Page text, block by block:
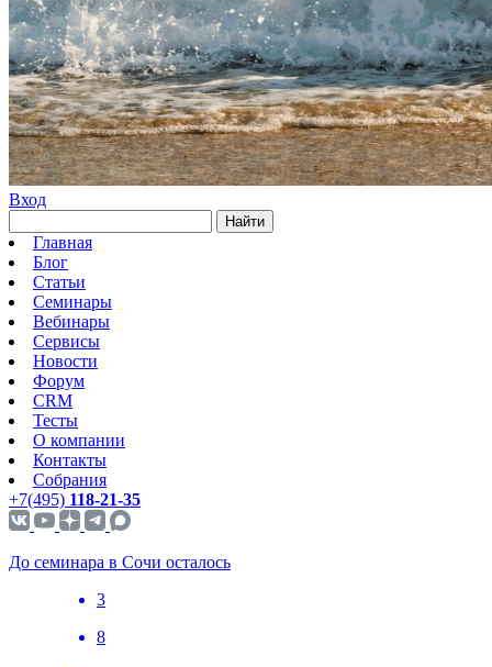
Вход
Найти
Главная
Блог
Статьи
Семинары
Вебинары
Сервисы
Новости
Форум
CRM
Тесты
О компании
Контакты
Собрания
+7(495) 118-21-35
До семинара в Сочи осталось
3
8